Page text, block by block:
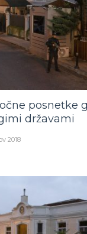
posnetke
državami
2018